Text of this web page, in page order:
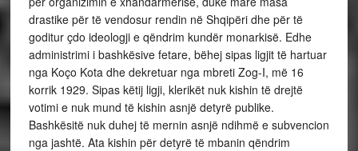
drastike për të vendosur rendin në Shqipëri dhe për të
goditur çdo ideologji e qëndrim kundër monarkisë. Edhe
administrimi i bashkësive fetare, bëhej sipas ligjit të hartuar
nga Koço Kota dhe dekretuar nga mbreti Zog-I, më 16
korrik 1929. Sipas këtij ligji, klerikët nuk kishin të drejtë
votimi e nuk mund të kishin asnjë detyrë publike.
Bashkësitë nuk duhej të mernin asnjë ndihmë e subvencion
nga jashtë. Ata kishin për detyrë të mbanin qëndrim